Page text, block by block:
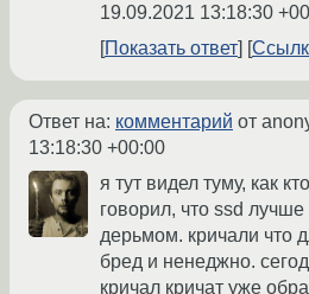
19.09.2021 13:18:30
Показать ответ
Ответ на: комментарий от
13:18:30 +00:00
я тут видел туму, как
говорил, что ssd
дерьмом. кричали что
бред и ненеджно.
кричал кричат уже